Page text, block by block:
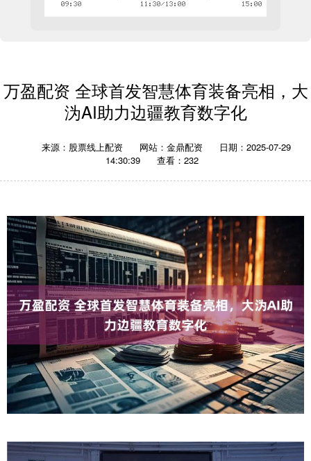
万盈配资 全球首发智慧体育装备亮相，大
沩AI助力边疆教育数字化
来源：股票线上配资 网站：金鼎配资
日期：2025-07-29
14:30:39
查看：232